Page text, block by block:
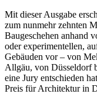
Mit dieser Ausgabe
zum nunmehr zehnten
Baugeschehen anhand
oder experimentellen,
Gebäuden vor – von
Allgäu, von Düsseldorf
eine Jury entschieden
Preis für Architektur in